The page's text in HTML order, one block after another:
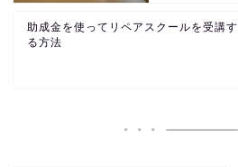
助成金を使ってリペアスクールを受講す
る方法